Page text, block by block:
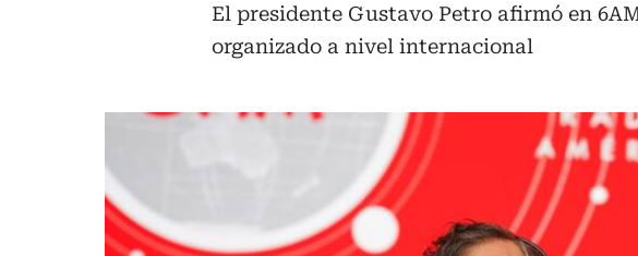
El presidente Gustavo Petro afirmó en
organizado a nivel internacional